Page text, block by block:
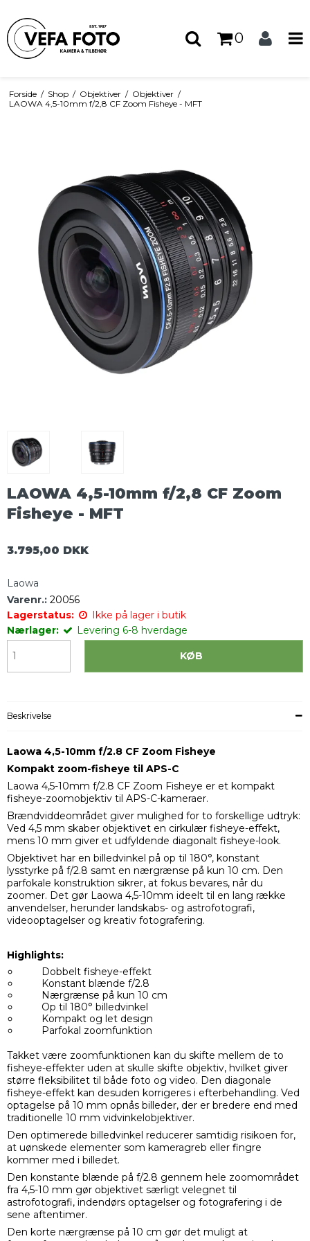
0
Forside / Shop / Objektiver / Objektiver /
LAOWA 4,5-10mm f/2,8 CF Zoom Fisheye - MFT
LAOWA 4,5-10mm f/2,8 CF Zoom
Fisheye - MFT
3.795,00 DKK
Laowa
Varenr.: 20056
Lagerstatus:
Ikke på lager i butik
Nærlager:
Levering 6-8 hverdage
KØB
Beskrivelse
Laowa 4,5-10mm f/2.8 CF Zoom Fisheye
Kompakt zoom-fisheye til APS-C
Laowa 4,5-10mm f/2.8 CF Zoom Fisheye er et kompakt
fisheye-zoomobjektiv til APS-C-kameraer.
Brændviddeområdet giver mulighed for to forskellige udtryk:
Ved 4,5 mm skaber objektivet en cirkulær fisheye-effekt,
mens 10 mm giver et udfyldende diagonalt fisheye-look.
Objektivet har en billedvinkel på op til 180°, konstant
lysstyrke på f/2.8 samt en nærgrænse på kun 10 cm. Den
parfokale konstruktion sikrer, at fokus bevares, når du
zoomer. Det gør Laowa 4,5-10mm ideelt til en lang række
anvendelser, herunder landskabs- og astrofotografi,
videooptagelser og kreativ fotografering.
Highlights:
Dobbelt fisheye-effekt
Konstant blænde f/2.8
Nærgrænse på kun 10 cm
Op til 180° billedvinkel
Kompakt og let design
Parfokal zoomfunktion
Takket være zoomfunktionen kan du skifte mellem de to
fisheye-effekter uden at skulle skifte objektiv, hvilket giver
større fleksibilitet til både foto og video. Den diagonale
fisheye-effekt kan desuden korrigeres i efterbehandling. Ved
optagelse på 10 mm opnås billeder, der er bredere end med
traditionelle 10 mm vidvinkelobjektiver.
Den optimerede billedvinkel reducerer samtidig risikoen for,
at uønskede elementer som kameragreb eller fingre
kommer med i billedet.
Den konstante blænde på f/2.8 gennem hele zoomområdet
fra 4,5-10 mm gør objektivet særligt velegnet til
astrofotografi, indendørs optagelser og fotografering i de
sene aftentimer.
Den korte nærgrænse på 10 cm gør det muligt at